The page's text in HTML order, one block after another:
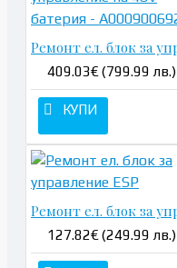
409.03€ (799.99 лв.)
КУПИ
127.82€ (249.99 лв.)